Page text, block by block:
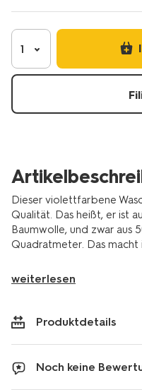
violett-
5284600.html
1
Dieser violettfarbene
Qualität. Das heißt, er ist
Baumwolle, und zwar aus
Quadratmeter. Das macht
weiterlesen
Produktdetails
Noch keine